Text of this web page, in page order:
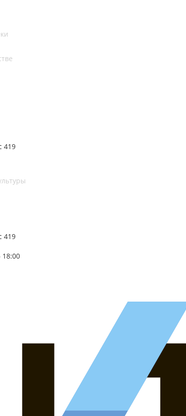
419
419